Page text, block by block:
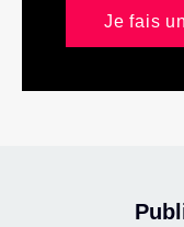
Je fais